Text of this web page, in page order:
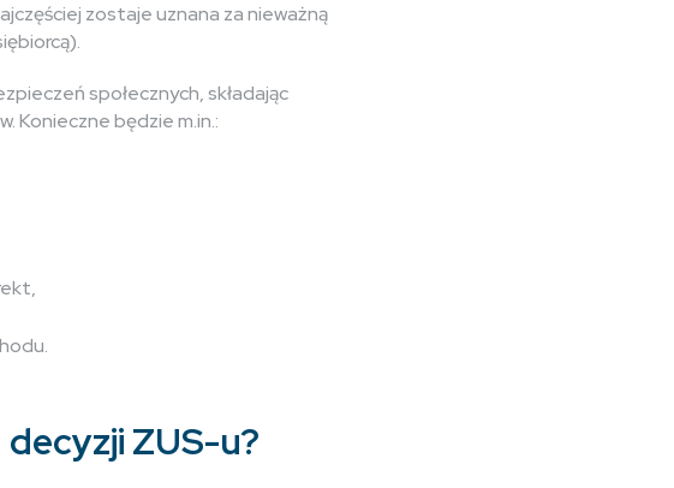
zostaje uznana za nieważną
społecznych, składając
Konieczne będzie m.in.:
decyzji ZUS-u?